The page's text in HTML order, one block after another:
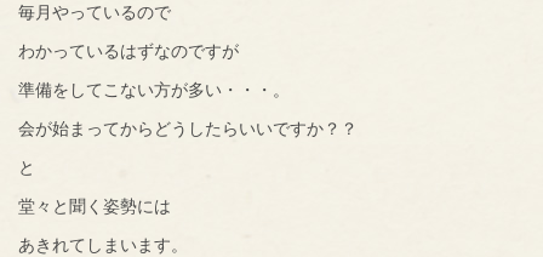
毎月やっているので
わかっているはずなのですが
準備をしてこない方が多い・・・。
会が始まってからどうしたらいいですか？？
と
堂々と聞く姿勢には
あきれてしまいます。